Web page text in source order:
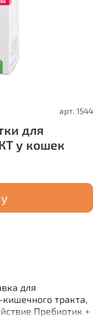
арт. 1544
для
у кошек
для
тракта,
Пребиотик +